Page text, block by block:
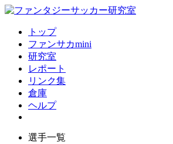
トップ
ファンサカmini
研究室
レポート
リンク集
倉庫
ヘルプ
選手一覧